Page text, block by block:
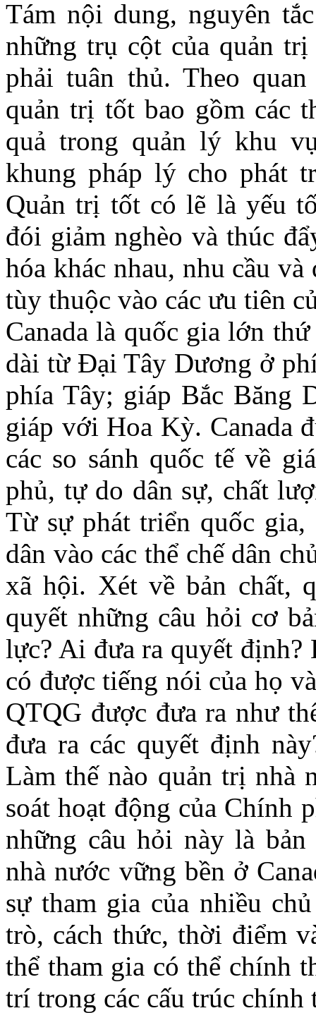
Tám nội dung, nguyên
những trụ cột của quản
phải tuân thủ. Theo
quản trị tốt bao gồm các
quả trong quản lý khu
khung pháp lý cho phát
Quản trị tốt có lẽ là yếu
đói giảm nghèo và thúc
hóa khác nhau, nhu cầu
tùy thuộc vào các ưu tiên
Canada là quốc gia lớn
dài từ Đại Tây Dương ở
phía Tây; giáp Bắc Băng
giáp với Hoa Kỳ. Canada
các so sánh quốc tế về
phủ, tự do dân sự, chất
Từ sự phát triển quốc
dân vào các thể chế dân
xã hội. Xét về bản chất,
quyết những câu hỏi cơ
lực? Ai đưa ra quyết định?
có được tiếng nói của họ
QTQG được đưa ra như
đưa ra các quyết định
Làm thế nào quản trị nhà
soát hoạt động của Chính
những câu hỏi này là
nhà nước vững bền ở
sự tham gia của nhiều
trò, cách thức, thời điểm
thể tham gia có thể chính
trí trong các cấu trúc